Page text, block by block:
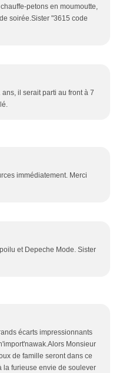
petons en moumoutte,
soirée.Sister "3615 code
il serait parti au front à 7
immédiatement. Merci
et Depeche Mode. Sister
écarts impressionnants
Monsieur
de famille seront dans ce
la furieuse envie de soulever